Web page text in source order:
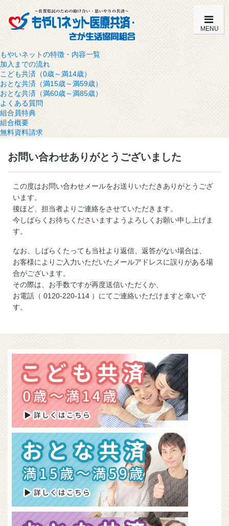
MENU
もやいネットの特徴・内容一覧
加入までの流れ
こども共済（0歳～満14歳）
おとな共済（満15歳～満59歳）
おとな共済（満60歳～満85歳）
よくある質問
組合員特典
組合概要
無料資料請求
お問い合わせありがとうございました
この度はお問い合わせメールをお送りいただきありがとうござ
います。
後ほど、担当者よりご連絡をさせていただきます。
今しばらくお待ちくださいますようよろしくお願い申し上げま
す。
なお、しばらくたっても当社より返信、返答がない場合は、
お客様によりご入力いただいたメールアドレスに誤りがある場
合がございます。
その際は、お手数ですが再度送信いただくか、
お電話（ 0120-220-114 ）にてご連絡いただけますと幸いで
す。